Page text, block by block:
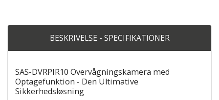
BESKRIVELSE - SPECIFIKATIONER
SAS-DVRPIR10 Overvågningskamera med
Optagefunktion - Den Ultimative
Sikkerhedsløsning